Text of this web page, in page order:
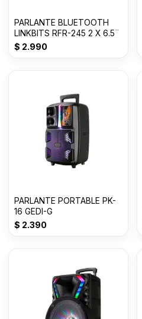
PARLANTE BLUETOOTH
LINKBITS RFR-245 2 X 6.5¨
$ 2.990
PARLANTE PORTABLE PK-
16 GEDI-G
$ 2.390